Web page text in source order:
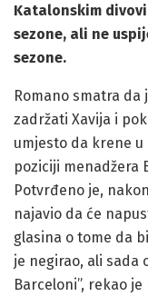
Katalonskim
sezone, ali ne
sezone.
Romano smatra
zadržati Xavija i
umjesto da krene u
poziciji menadžera
Potvrđeno je,
najavio da će
glasina o tome da
je negirao, ali sada
Barceloni”, rekao je